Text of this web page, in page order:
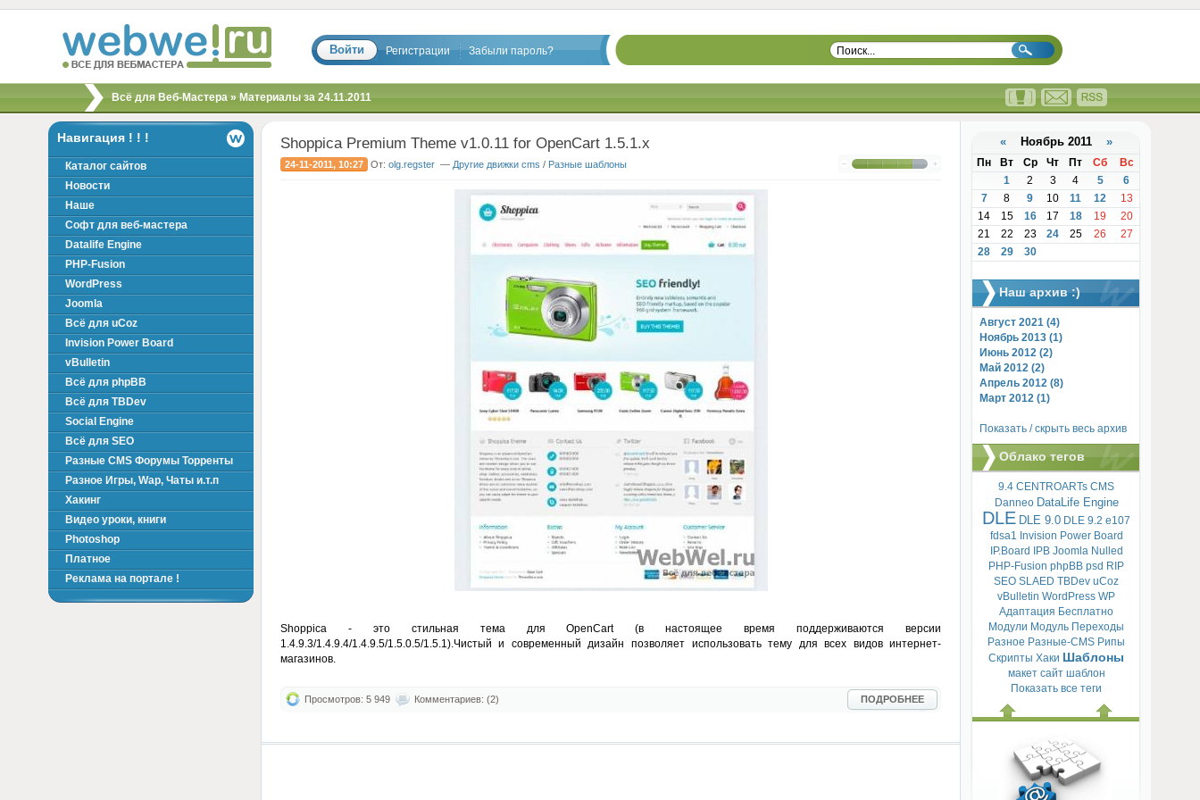
Скрипты, шаблоны,
модули, хаки для
вебмастера!
Войти Регистрации Забыли пароль?
Всё для Веб-Мастера» Материалы за 24.11.2011
Shoppica Premium Theme v1.0.11 for OpenCart 1.5.1.x
24-11-2011, 10:27 От: olg.regster — Другие движки cms / Разные шаблоны
Shoppica - это стильная тема для OpenCart (в настоящее время поддерживаются версии
1.4.9.3/1.4.9.4/1.4.9.5/1.5.0.5/1.5.1).Чистый и современный дизайн позволяет использовать тему для всех видов интернет-
магазинов.
ПОДРОБНЕЕ
Просмотров: 5 949 Комментариев: (2)
« Ноябрь 2011»
Пн Вт Ср Чт Пт Сб
Вс
1
2 3 4 5
6
7
8 9 10 11 12
13
14
15 16 17 18 19
20
21
22 23 24 25 26
27
28
29 30
Наш архив :)
Август 2021 (4)
Ноябрь 2013 (1)
Июнь 2012 (2)
Май 2012 (2)
Апрель 2012 (8)
Март 2012 (1)
Показать / скрыть весь архив
Облако тегов
9.4 CENTROARTs CMS
Danneo DataLife Engine
DLE DLE 9.0 DLE 9.2 e107
fdsa1 Invision Power Board
IP.Board
IPB Joomla Nulled
PHP-Fusion phpBB psd RIP
SEO SLAED TBDev uCoz
vBulletin WordPress WP
Адаптация Бесплатно
Модули Модуль Переходы
Разное Разные-CMS Рипы
Скрипты Хаки Шаблоны
макет сайт шаблон
Показать все теги
Навигация ! ! !
Каталог сайтов
Новости
Наше
Софт для веб-мастера
Datalife Engine
PHP-Fusion
WordPress
Joomla
Всё для uCoz
Invision Power Board
vBulletin
Всё для phpBB
Всё для TBDev
Social Engine
Всё для SEO
Разные CMS Форумы Торренты
Разное Игры, Wap, Чаты и.т.п
Хакинг
Видео уроки, книги
Photoshop
Платное
Реклама на портале !